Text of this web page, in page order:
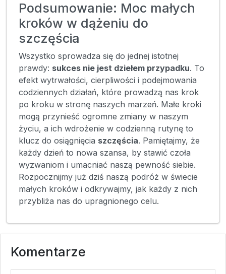
Podsumowanie: Moc małych
kroków w dążeniu do
szczęścia
Wszystko sprowadza się do jednej istotnej
prawdy: sukces nie jest dziełem przypadku. To
efekt wytrwałości, cierpliwości i podejmowania
codziennych działań, które prowadzą nas krok
po kroku w stronę naszych marzeń. Małe kroki
mogą przynieść ogromne zmiany w naszym
życiu, a ich wdrożenie w codzienną rutynę to
klucz do osiągnięcia szczęścia. Pamiętajmy, że
każdy dzień to nowa szansa, by stawić czoła
wyzwaniom i umacniać naszą pewność siebie.
Rozpocznijmy już dziś naszą podróż w świecie
małych kroków i odkrywajmy, jak każdy z nich
przybliża nas do upragnionego celu.
Komentarze